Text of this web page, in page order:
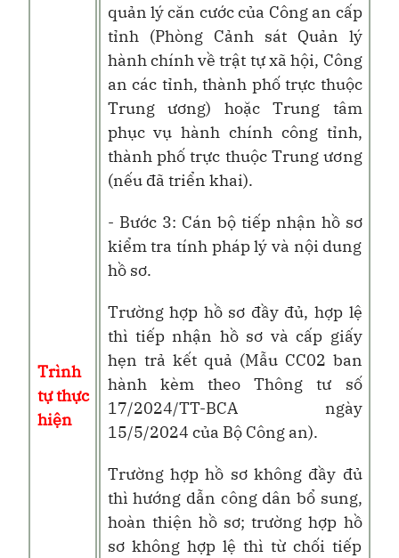
Trình
tự thực
hiện
quản lý căn cước của Công an cấp
tỉnh (Phòng Cảnh sát Quản lý
hành chính về trật tự xã hội, Công
an các tỉnh, thành phố trực thuộc
Trung ương) hoặc Trung tâm
phục vụ hành chính công tỉnh,
thành phố trực thuộc Trung ương
(nếu đã triển khai).
- Bước 3: Cán bộ tiếp nhận hồ sơ
kiểm tra tính pháp lý và nội dung
hồ sơ.
Trường hợp hồ sơ đầy đủ, hợp lệ
thì tiếp nhận hồ sơ và cấp giấy
hẹn trả kết quả (Mẫu CC02 ban
hành kèm theo Thông tư số
17/2024/TT-BCA ngày
15/5/2024 của Bộ Công an).
Trường hợp hồ sơ không đầy đủ
thì hướng dẫn công dân bổ sung,
hoàn thiện hồ sơ; trường hợp hồ
sơ không hợp lệ thì từ chối tiếp